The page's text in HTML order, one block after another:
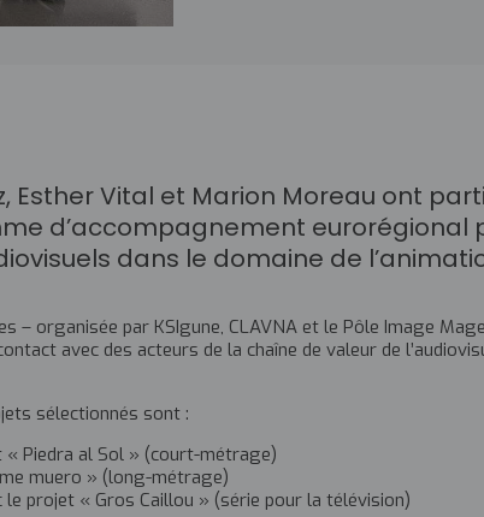
Esther Vital et Marion Moreau ont
d’accompagnement eurorégional
dans le domaine de
– organisée par KSIgune, CLAVNA et le Pôle Image
avec des acteurs de la chaîne de valeur de
sélectionnés sont :
« Piedra al Sol » (court-métrage)
muero » (long-métrage)
projet « Gros Caillou » (série pour la télévision)